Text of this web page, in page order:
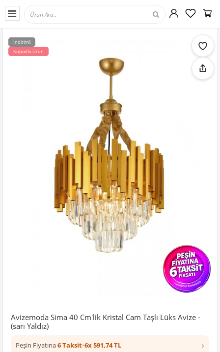
İndirimli
Kuponlu Ürün
Avizemoda Sima 40 Cm'lik Kristal Cam Taşlı Lüks Avize -
(sarı Yaldız)
Peşin Fiyatına6 Taksit•6x 591,74 TL ›